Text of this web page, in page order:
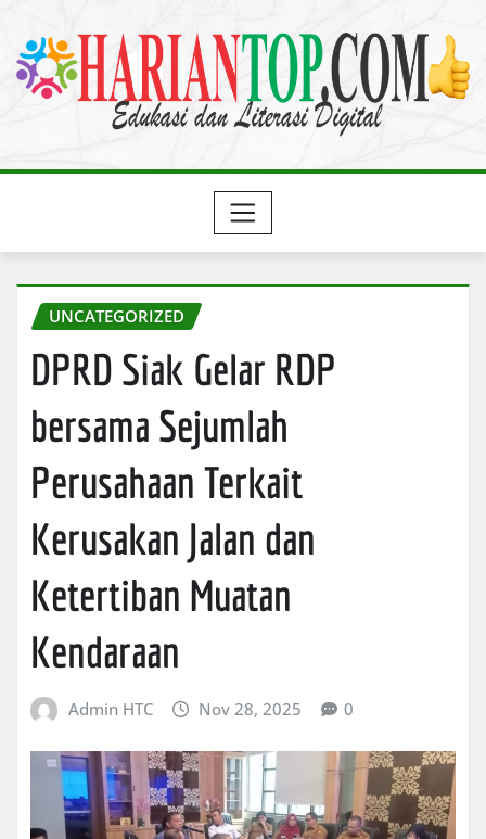
content
UNCATEGORIZED
DPRD Siak Gelar RDP
bersama Sejumlah
Perusahaan Terkait
Kerusakan Jalan dan
Ketertiban Muatan
Kendaraan
Admin HTC Nov 28, 2025 0